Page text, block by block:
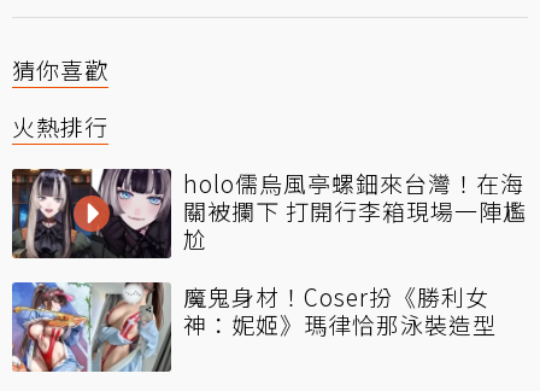
猜你喜歡
火熱排行
holo儒烏風亭螺鈿來台灣！在海
關被攔下 打開行李箱現場一陣尷
尬
魔鬼身材！Coser扮《勝利女
神：妮姬》瑪律恰那泳裝造型